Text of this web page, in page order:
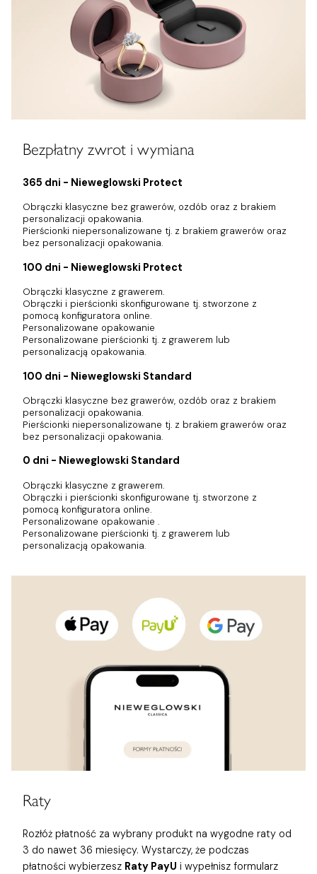
Bezpłatny zwrot i wymiana
365 dni - Nieweglowski Protect
Obrączki klasyczne bez grawerów, ozdób oraz z brakiem
personalizacji opakowania.
Pierścionki niepersonalizowane tj. z brakiem grawerów oraz
bez personalizacji opakowania.
100 dni - Nieweglowski Protect
Obrączki klasyczne z grawerem.
Obrączki i pierścionki skonfigurowane tj. stworzone z
pomocą konfiguratora online.
Personalizowane opakowanie
Personalizowane pierścionki tj. z grawerem lub
personalizacją opakowania.
100 dni - Nieweglowski Standard
Obrączki klasyczne bez grawerów, ozdób oraz z brakiem
personalizacji opakowania.
Pierścionki niepersonalizowane tj. z brakiem grawerów oraz
bez personalizacji opakowania.
0 dni - Nieweglowski Standard
Obrączki klasyczne z grawerem.
Obrączki i pierścionki skonfigurowane tj. stworzone z
pomocą konfiguratora online.
Personalizowane opakowanie .
Personalizowane pierścionki tj. z grawerem lub
personalizacją opakowania.
Raty
Rozłóż płatność za wybrany produkt na wygodne raty od
3 do nawet 36 miesięcy. Wystarczy, że podczas
płatności wybierzesz Raty PayU i wypełnisz formularz